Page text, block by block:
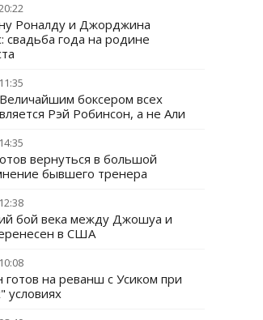
Роналду и Джорджина
свадьба года на родине
боксером всех
Рэй Робинсон, а не Али
вернуться в большой
бывшего тренера
бой века между Джошуа и
в США
готов на реванш с Усиком при
условиях